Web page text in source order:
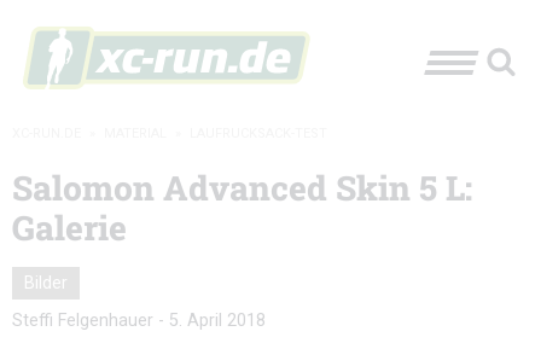
Salomon Advanced Skin 5 L:
Galerie
Bilder
Steffi Felgenhauer - 5. April 2018